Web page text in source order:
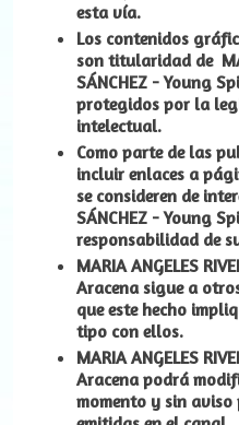
esta vía.
Los contenidos
son titularidad de
SÁNCHEZ -Young
protegidos por la
intelectual.
Como parte de las
incluir enlaces a
se consideren de
SÁNCHEZ -Young
responsabilidad de
MARIA ANGELES
Aracenasigue a
que este hecho
tipo con ellos.
MARIA ANGELES
Aracenapodrá
momento y sin